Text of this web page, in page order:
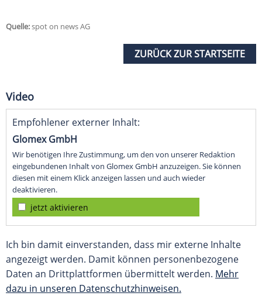
Quelle:spot on news AG
ZURÜCK ZUR STARTSEITE
Video
Empfohlener externer Inhalt:
Glomex GmbH
Wir benötigen Ihre Zustimmung, um den von unserer Redaktion
eingebundenen Inhalt von Glomex GmbH anzuzeigen. Sie können
diesen mit einem Klick anzeigen lassen und auch wieder
deaktivieren.
jetzt aktivieren
Ich bin damit einverstanden, dass mir externe Inhalte
angezeigt werden. Damit können personenbezogene
Daten an Drittplattformen übermittelt werden. Mehr
dazu in unseren Datenschutzhinweisen.